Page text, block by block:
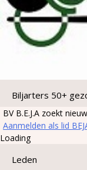
Biljarters 50+
BV B.E.J.A zoekt
Aanmelden als lid
Loading
Leden